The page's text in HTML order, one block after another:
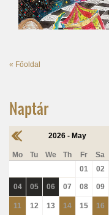
Naptár
2026 - May
Mo Tu We Th Fr Sa
01
02
04 05 06 07 08 09
11 12 13 14 15 16
« Főoldal